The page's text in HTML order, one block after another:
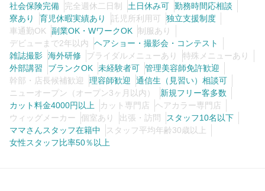
社会保険完備
完全週休二日制 土日休み可 勤務時間応相談
寮あり
育児休暇実績あり 託児所利用可
独立支援制度
車通勤OK
副業OK・WワークOK 制服あり
デビューまで2年以内
ヘアショー・撮影会・コンテスト
雑誌撮影 海外研修 ブライダルメニューあり
特殊メニューあり
外部講習
ブランクOK 未経験者可 管理美容師免許歓迎
幹部・店長候補歓迎
理容師歓迎
通信生（見習い）相談可
ニューオープン（オープン3ヶ月以内）
新規フリー客多数
カット料金4000円以上
カット専門店
ヘアカラー専門店
ウィッグメーカー
個室あり 出張・訪問
スタッフ10名以下
ママさんスタッフ在籍中
スタッフ平均年齢30歳以上
女性スタッフ比率50％以上